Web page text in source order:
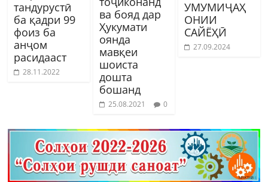
тандурустӣ
ба қадри 99
фоиз ба
анҷом
расидааст
28.11.2022
ва бояд дар
Ҳукумати
оянда
мавқеи
шоиста
дошта
бошанд
25.08.2021 0
УМУМИҶАҲ
ОНИИ
САЙЁҲӢ
27.09.2024